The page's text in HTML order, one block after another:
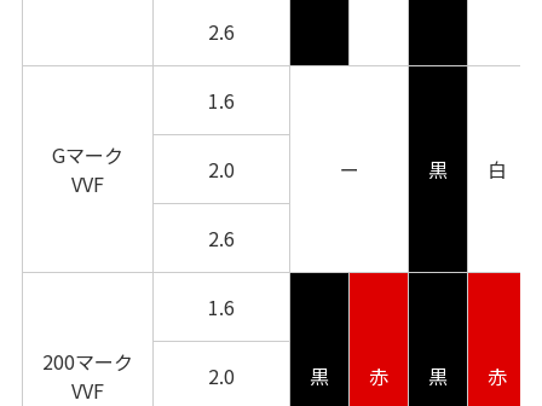
2.6
Gマーク
VVF
1.6
ー 黒 白
2.0
2.6
200マーク
VVF
1.6
黒 赤 黒 赤
2.0